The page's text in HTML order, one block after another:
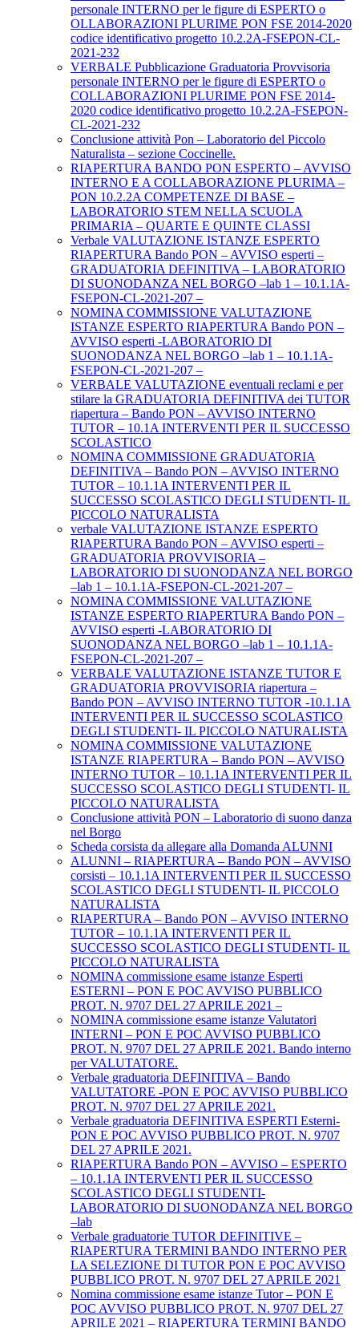
personale INTERNO per le figure di ESPERTO o
OLLABORAZIONI PLURIME PON FSE 2014-2020
codice identificativo progetto 10.2.2A-FSEPON-CL-
2021-232
VERBALE Pubblicazione Graduatoria Provvisoria
personale INTERNO per le figure di ESPERTO o
COLLABORAZIONI PLURIME PON FSE 2014-
2020 codice identificativo progetto 10.2.2A-FSEPON-
CL-2021-232
Conclusione attività Pon – Laboratorio del Piccolo
Naturalista – sezione Coccinelle.
RIAPERTURA BANDO PON ESPERTO – AVVISO
INTERNO E A COLLABORAZIONE PLURIMA –
PON 10.2.2A COMPETENZE DI BASE –
LABORATORIO STEM NELLA SCUOLA
PRIMARIA – QUARTE E QUINTE CLASSI
Verbale VALUTAZIONE ISTANZE ESPERTO
RIAPERTURA Bando PON – AVVISO esperti –
GRADUATORIA DEFINITIVA – LABORATORIO
DI SUONODANZA NEL BORGO –lab 1 – 10.1.1A-
FSEPON-CL-2021-207 –
NOMINA COMMISSIONE VALUTAZIONE
ISTANZE ESPERTO RIAPERTURA Bando PON –
AVVISO esperti -LABORATORIO DI
SUONODANZA NEL BORGO –lab 1 – 10.1.1A-
FSEPON-CL-2021-207 –
VERBALE VALUTAZIONE eventuali reclami e per
stilare la GRADUATORIA DEFINITIVA dei TUTOR
riapertura – Bando PON – AVVISO INTERNO
TUTOR – 10.1A INTERVENTI PER IL SUCCESSO
SCOLASTICO
NOMINA COMMISSIONE GRADUATORIA
DEFINITIVA – Bando PON – AVVISO INTERNO
TUTOR – 10.1.1A INTERVENTI PER IL
SUCCESSO SCOLASTICO DEGLI STUDENTI- IL
PICCOLO NATURALISTA
verbale VALUTAZIONE ISTANZE ESPERTO
RIAPERTURA Bando PON – AVVISO esperti –
GRADUATORIA PROVVISORIA –
LABORATORIO DI SUONODANZA NEL BORGO
–lab 1 – 10.1.1A-FSEPON-CL-2021-207 –
NOMINA COMMISSIONE VALUTAZIONE
ISTANZE ESPERTO RIAPERTURA Bando PON –
AVVISO esperti -LABORATORIO DI
SUONODANZA NEL BORGO –lab 1 – 10.1.1A-
FSEPON-CL-2021-207 –
VERBALE VALUTAZIONE ISTANZE TUTOR E
GRADUATORIA PROVVISORIA riapertura –
Bando PON – AVVISO INTERNO TUTOR -10.1.1A
INTERVENTI PER IL SUCCESSO SCOLASTICO
DEGLI STUDENTI- IL PICCOLO NATURALISTA
NOMINA COMMISSIONE VALUTAZIONE
ISTANZE RIAPERTURA – Bando PON – AVVISO
INTERNO TUTOR – 10.1.1A INTERVENTI PER IL
SUCCESSO SCOLASTICO DEGLI STUDENTI- IL
PICCOLO NATURALISTA
Conclusione attività PON – Laboratorio di suono danza
nel Borgo
Scheda corsista da allegare alla Domanda ALUNNI
ALUNNI – RIAPERTURA – Bando PON – AVVISO
corsisti – 10.1.1A INTERVENTI PER IL SUCCESSO
SCOLASTICO DEGLI STUDENTI- IL PICCOLO
NATURALISTA
RIAPERTURA – Bando PON – AVVISO INTERNO
TUTOR – 10.1.1A INTERVENTI PER IL
SUCCESSO SCOLASTICO DEGLI STUDENTI- IL
PICCOLO NATURALISTA
NOMINA commissione esame istanze Esperti
ESTERNI – PON E POC AVVISO PUBBLICO
PROT. N. 9707 DEL 27 APRILE 2021 –
NOMINA commissione esame istanze Valutatori
INTERNI – PON E POC AVVISO PUBBLICO
PROT. N. 9707 DEL 27 APRILE 2021. Bando interno
per VALUTATORE.
Verbale graduatoria DEFINITIVA – Bando
VALUTATORE -PON E POC AVVISO PUBBLICO
PROT. N. 9707 DEL 27 APRILE 2021.
Verbale graduatoria DEFINITIVA ESPERTI Esterni-
PON E POC AVVISO PUBBLICO PROT. N. 9707
DEL 27 APRILE 2021.
RIAPERTURA Bando PON – AVVISO – ESPERTO
– 10.1.1A INTERVENTI PER IL SUCCESSO
SCOLASTICO DEGLI STUDENTI-
LABORATORIO DI SUONODANZA NEL BORGO
–lab
Verbale graduatorie TUTOR DEFINITIVE –
RIAPERTURA TERMINI BANDO INTERNO PER
LA SELEZIONE DI TUTOR PON E POC AVVISO
PUBBLICO PROT. N. 9707 DEL 27 APRILE 2021
Nomina commissione esame istanze Tutor – PON E
POC AVVISO PUBBLICO PROT. N. 9707 DEL 27
APRILE 2021 – RIAPERTURA TERMINI BANDO